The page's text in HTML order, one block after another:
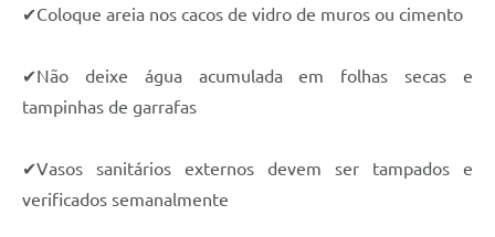
✔Coloque areia nos cacos de vidro de muros ou cimento
✔Não deixe água acumulada em folhas secas e
tampinhas de garrafas
✔Vasos sanitários externos devem ser tampados e
verificados semanalmente